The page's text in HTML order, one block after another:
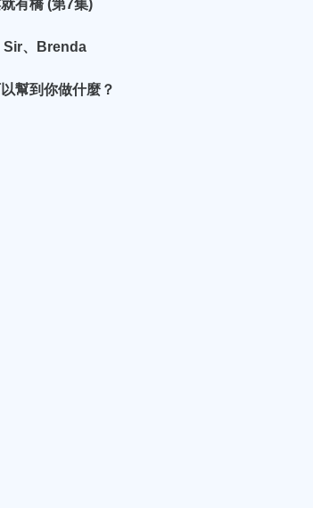
有橋 (第7集)
Sir、Brenda
幫到你做什麼？